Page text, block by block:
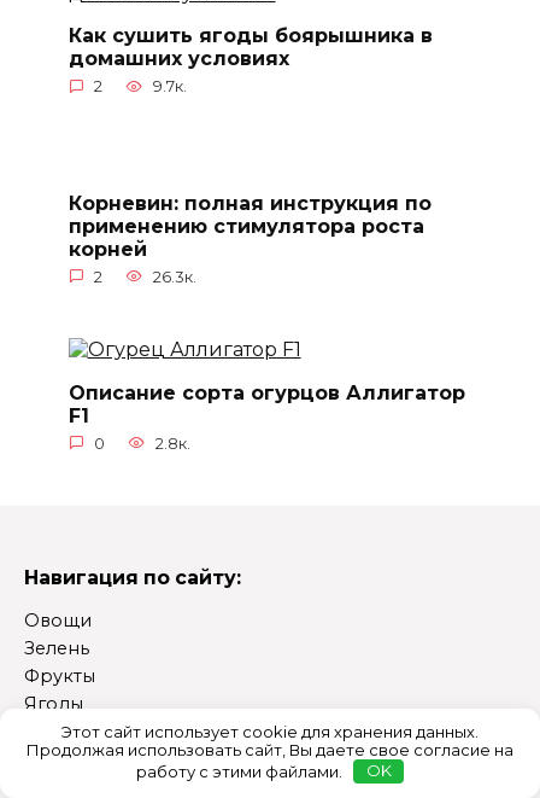
Как сушить ягоды боярышника в
домашних условиях
2 9.7к.
Корневин: полная инструкция по
применению стимулятора роста
корней
2 26.3к.
Описание сорта огурцов Аллигатор
F1
0 2.8к.
Навигация по сайту:
Овощи
Зелень
Фрукты
Ягоды
Цветы
Агротехника
Этот сайт использует cookie для хранения данных.
Продолжая использовать сайт, Вы даете свое согласие на
работу с этими файлами.
OK